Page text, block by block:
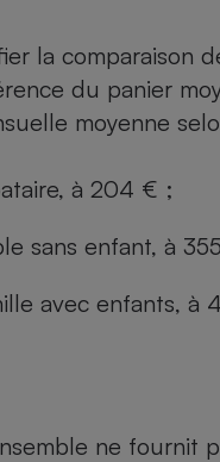
la comparaison
du panier
moyenne
à 204 € ;
sans enfant, à
avec enfants, à
ne fournit